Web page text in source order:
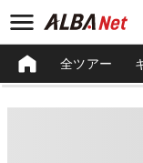
全ツアー